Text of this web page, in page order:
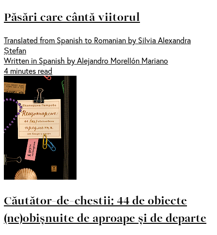
Păsări care cântă viitorul
Translated from Spanish to Romanian by Silvia Alexandra
Ștefan
Written in Spanish by Alejandro Morellón Mariano
4 minutes read
Căutător-de-chestii: 44 de obiecte
(ne)obișnuite de aproape și de departe